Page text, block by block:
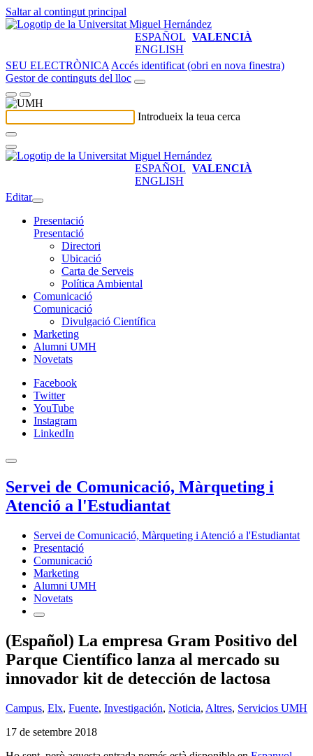
Saltar al contingut principal
ESPAÑOL VALENCIÀ
ENGLISH
SEU ELECTRÒNICA Accés identificat (obri en nova finestra)
Gestor de continguts del lloc
Introdueix la teua cerca
ESPAÑOL VALENCIÀ
ENGLISH
Editar
Presentació
Presentació
Directori
Ubicació
Carta de Serveis
Política Ambiental
Comunicació
Comunicació
Divulgació Científica
Marketing
Alumni UMH
Novetats
Facebook
Twitter
YouTube
Instagram
LinkedIn
Servei de Comunicació, Màrqueting i
Atenció a l'Estudiantat
Servei de Comunicació, Màrqueting i Atenció a l'Estudiantat
Presentació
Comunicació
Marketing
Alumni UMH
Novetats
(Español) La empresa Gram Positivo del
Parque Científico lanza al mercado su
innovador kit de detección de lactosa
Campus, Elx, Fuente, Investigación, Noticia, Altres, Servicios UMH
17 de setembre 2018